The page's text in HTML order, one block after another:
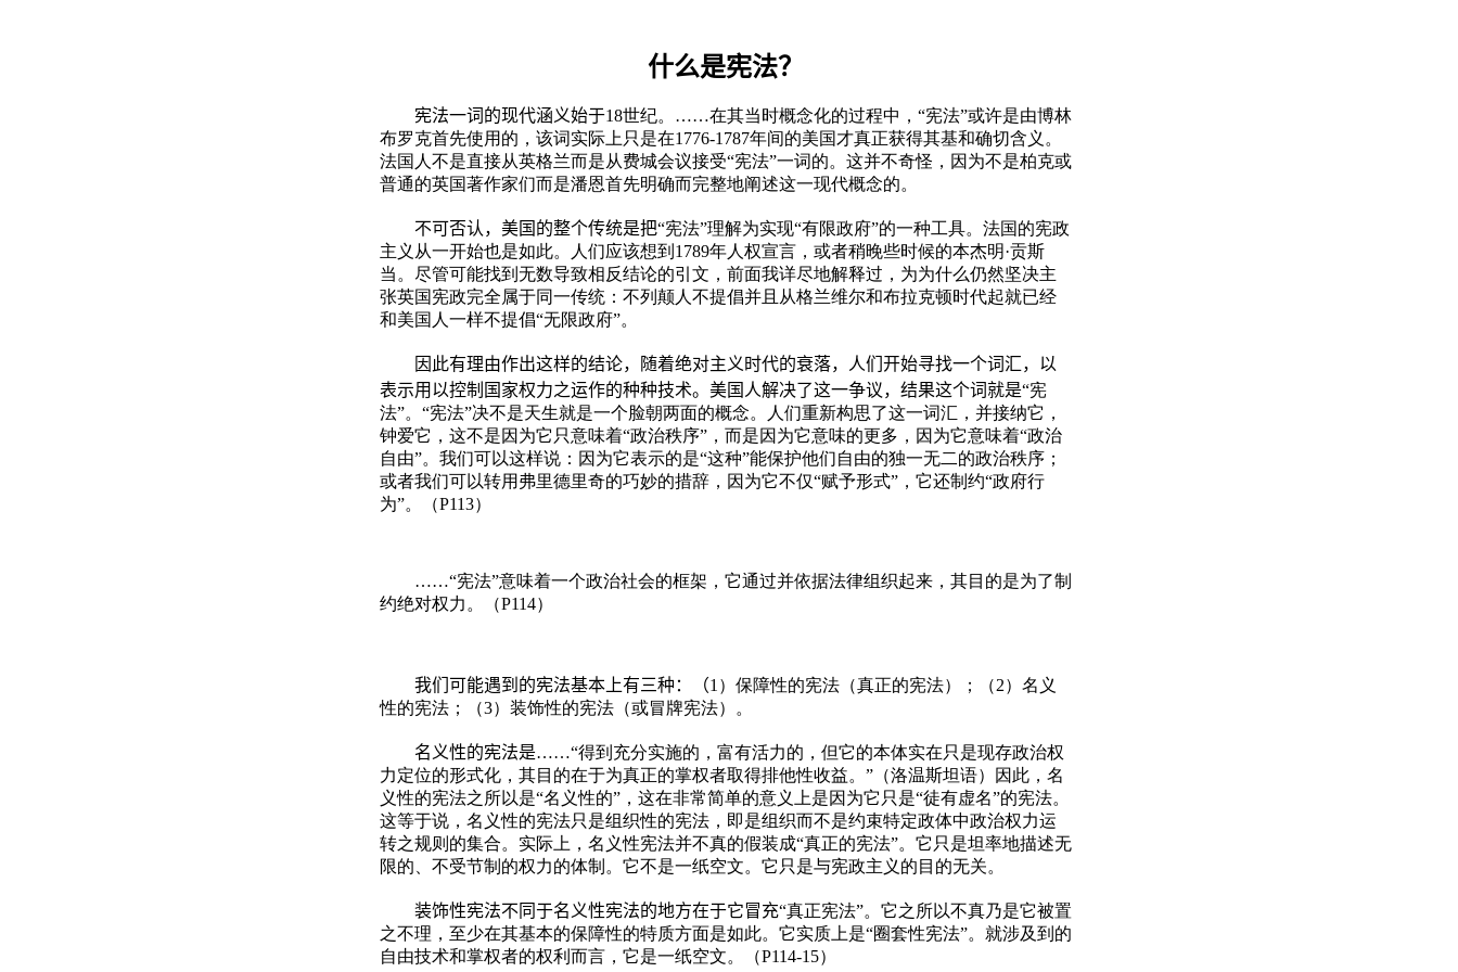
什么是宪法？
宪法一词的现代涵义始于18世纪。……在其当时概念化的过程中，“宪法”或许是由博林
布罗克首先使用的，该词实际上只是在1776-1787年间的美国才真正获得其基和确切含义。
法国人不是直接从英格兰而是从费城会议接受“宪法”一词的。这并不奇怪，因为不是柏克或
普通的英国著作家们而是潘恩首先明确而完整地阐述这一现代概念的。
不可否认，美国的整个传统是把“宪法”理解为实现“有限政府”的一种工具。法国的宪政
主义从一开始也是如此。人们应该想到1789年人权宣言，或者稍晚些时候的本杰明·贡斯
当。尽管可能找到无数导致相反结论的引文，前面我详尽地解释过，为为什么仍然坚决主
张英国宪政完全属于同一传统：不列颠人不提倡并且从格兰维尔和布拉克顿时代起就已经
和美国人一样不提倡“无限政府”。
因此有理由作出这样的结论，随着绝对主义时代的衰落，人们开始寻找一个词汇，以
表示用以控制国家权力之运作的种种技术。美国人解决了这一争议，结果这个词就是“宪
法”。“宪法”决不是天生就是一个脸朝两面的概念。人们重新构思了这一词汇，并接纳它，
钟爱它，这不是因为它只意味着“政治秩序”，而是因为它意味的更多，因为它意味着“政治
自由”。我们可以这样说：因为它表示的是“这种”能保护他们自由的独一无二的政治秩序；
或者我们可以转用弗里德里奇的巧妙的措辞，因为它不仅“赋予形式”，它还制约“政府行
为”。（P113）
……“宪法”意味着一个政治社会的框架，它通过并依据法律组织起来，其目的是为了制
约绝对权力。（P114）
我们可能遇到的宪法基本上有三种：（1）保障性的宪法（真正的宪法）；（2）名义
性的宪法；（3）装饰性的宪法（或冒牌宪法）。
名义性的宪法是……“得到充分实施的，富有活力的，但它的本体实在只是现存政治权
力定位的形式化，其目的在于为真正的掌权者取得排他性收益。”（洛温斯坦语）因此，名
义性的宪法之所以是“名义性的”，这在非常简单的意义上是因为它只是“徒有虚名”的宪法。
这等于说，名义性的宪法只是组织性的宪法，即是组织而不是约束特定政体中政治权力运
转之规则的集合。实际上，名义性宪法并不真的假装成“真正的宪法”。它只是坦率地描述无
限的、不受节制的权力的体制。它不是一纸空文。它只是与宪政主义的目的无关。
装饰性宪法不同于名义性宪法的地方在于它冒充“真正宪法”。它之所以不真乃是它被置
之不理，至少在其基本的保障性的特质方面是如此。它实质上是“圈套性宪法”。就涉及到的
自由技术和掌权者的权利而言，它是一纸空文。（P114-15）